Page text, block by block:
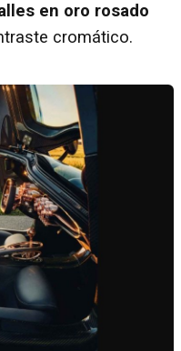
en oro rosado
cromático.